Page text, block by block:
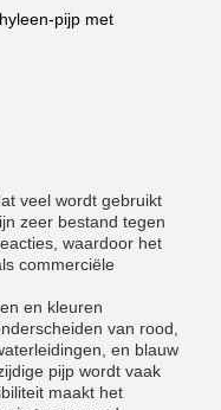
pijp met
veel wordt gebruikt
zeer bestand tegen
waardoor het
commerciële
en kleuren
van rood,
en blauw
pijp wordt vaak
maakt het